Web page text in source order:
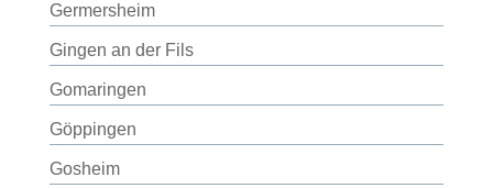
Germersheim
Gingen an der Fils
Gomaringen
Göppingen
Gosheim